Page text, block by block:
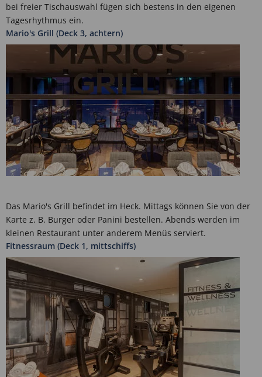
bei freier Tischauswahl fügen sich bestens in den eigenen
Tagesrhythmus ein.
Mario's Grill (Deck 3, achtern)
Das Mario's Grill befindet im Heck. Mittags können Sie von der
Karte z. B. Burger oder Panini bestellen. Abends werden im
kleinen Restaurant unter anderem Menüs serviert.
Fitnessraum (Deck 1, mittschiffs)